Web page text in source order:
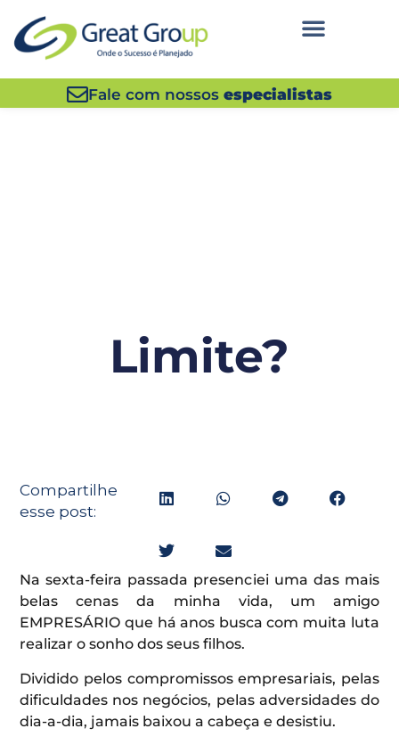
Fale com nossos especialistas
Limite?
Compartilhe
esse post:
Na sexta-feira passada presenciei uma das mais
belas cenas da minha vida, um amigo
EMPRESÁRIO que há anos busca com muita luta
realizar o sonho dos seus filhos.
Dividido pelos compromissos empresariais, pelas
dificuldades nos negócios, pelas adversidades do
dia-a-dia, jamais baixou a cabeça e desistiu.